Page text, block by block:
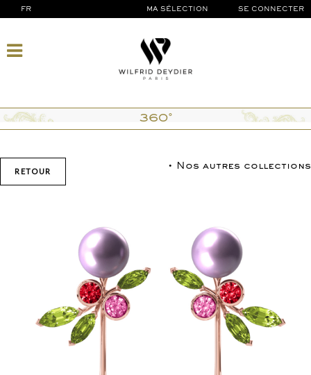
FR MA SÉLECTION SE CONNECTER
360°
• Nos autres collections
RETOUR